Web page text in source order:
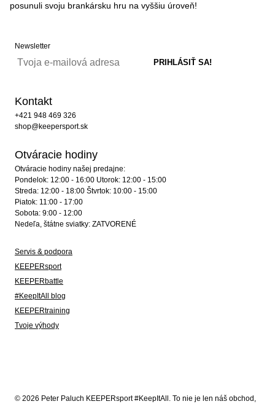
posunuli svoju brankársku hru na vyššiu úroveň!
Newsletter
Kontakt
+421 948 469 326
shop@keepersport.sk
Otváracie hodiny
Otváracie hodiny našej predajne:
Pondelok: 12:00 - 16:00 Utorok: 12:00 - 15:00
Streda: 12:00 - 18:00 Štvrtok: 10:00 - 15:00
Piatok: 11:00 - 17:00
Sobota: 9:00 - 12:00
Nedeľa, štátne sviatky: ZATVORENÉ
Servis & podpora
KEEPERsport
KEEPERbattle
#KeepItAll blog
KEEPERtraining
Tvoje výhody
© 2026 Peter Paluch KEEPERsport #KeepItAll. To nie je len náš obchod,